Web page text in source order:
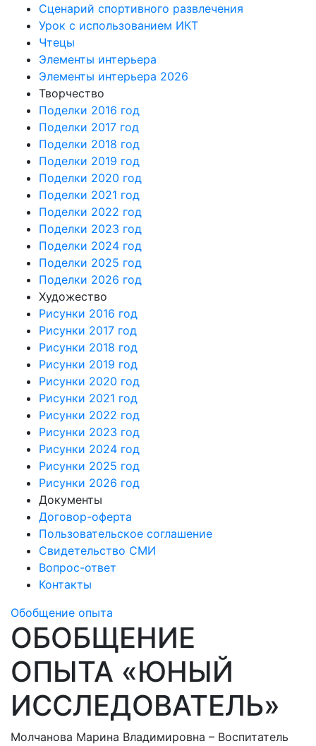
Сценарий спортивного развлечения
Урок с использованием ИКТ
Чтецы
Элементы интерьера
Элементы интерьера 2026
Творчество
Поделки 2016 год
Поделки 2017 год
Поделки 2018 год
Поделки 2019 год
Поделки 2020 год
Поделки 2021 год
Поделки 2022 год
Поделки 2023 год
Поделки 2024 год
Поделки 2025 год
Поделки 2026 год
Художество
Рисунки 2016 год
Рисунки 2017 год
Рисунки 2018 год
Рисунки 2019 год
Рисунки 2020 год
Рисунки 2021 год
Рисунки 2022 год
Рисунки 2023 год
Рисунки 2024 год
Рисунки 2025 год
Рисунки 2026 год
Документы
Договор-оферта
Пользовательское соглашение
Свидетельство СМИ
Вопрос-ответ
Контакты
Обобщение опыта
ОБОБЩЕНИЕ
ОПЫТА «ЮНЫЙ
ИССЛЕДОВАТЕЛЬ»
Молчанова Марина Владимировна – Воспитатель